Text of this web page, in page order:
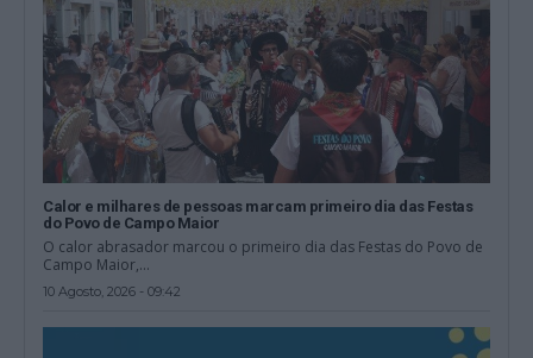
Calor e milhares de pessoas marcam primeiro dia das Festas
do Povo de Campo Maior
O calor abrasador marcou o primeiro dia das Festas do Povo de
Campo Maior,...
10 Agosto, 2026 - 09:42